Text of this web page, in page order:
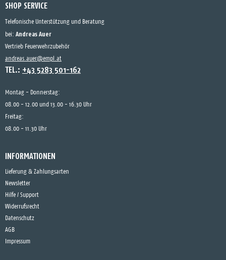
SHOP SERVICE
Telefonische Unterstützung und Beratung
bei: Andreas Auer
Vertrieb Feuerwehrzubehör
andreas.auer@empl.at
TEL.: +43 5283 501-162
Montag - Donnerstag:
08.00 - 12.00 und 13.00 - 16.30 Uhr
Freitag:
08.00 - 11.30 Uhr
INFORMATIONEN
Lieferung & Zahlungsarten
Newsletter
Hilfe / Support
Widerrufsrecht
Datenschutz
AGB
Impressum